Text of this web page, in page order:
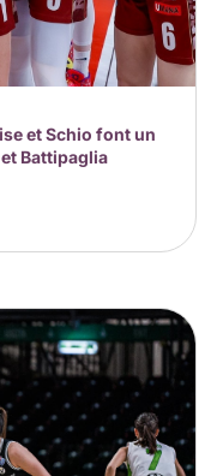
et Schio font un
Battipaglia